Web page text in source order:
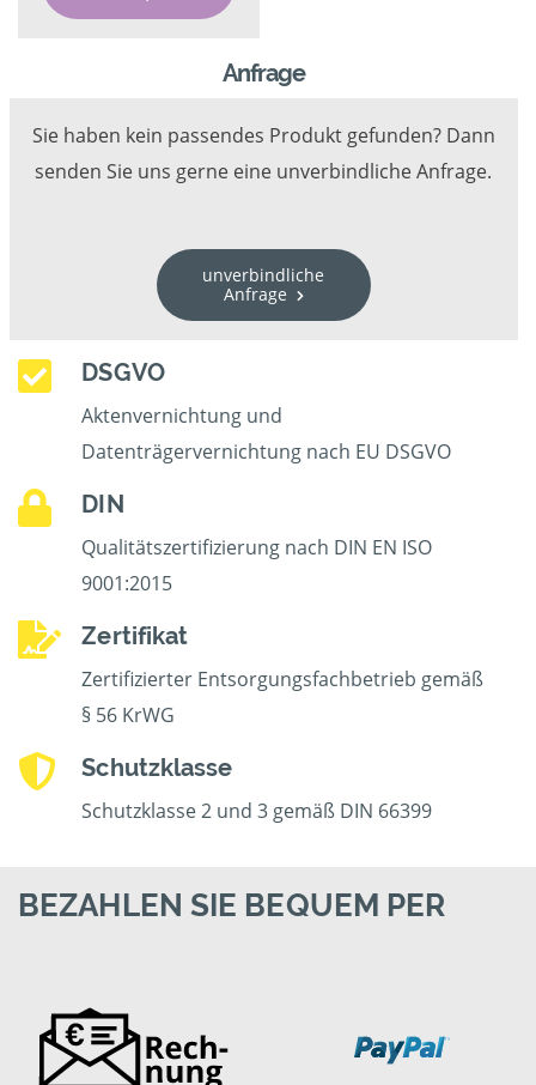
Anfrage
Sie haben kein passendes Produkt gefunden? Dann
senden Sie uns gerne eine unverbindliche Anfrage.
unverbindliche
Anfrage
DSGVO
Aktenvernichtung und
Datenträgervernichtung nach EU DSGVO
DIN
Qualitätszertifizierung nach DIN EN ISO
9001:2015
Zertifikat
Zertifizierter Entsorgungsfachbetrieb gemäß
§ 56 KrWG
Schutzklasse
Schutzklasse 2 und 3 gemäß DIN 66399
BEZAHLEN SIE BEQUEM PER